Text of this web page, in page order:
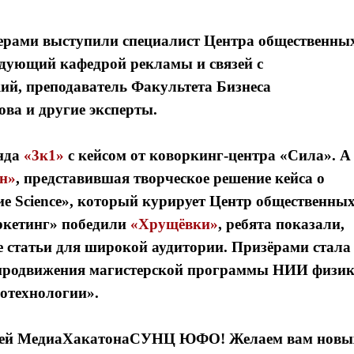
выступили специалист Центра
кафедрой рекламы и связей с
преподаватель Факультета Бизнеса
и другие эксперты.
«3к1» с кейсом от коворкинг-центра «Сила». А
, представившая творческое решение кейса о
Science», который курирует Центр общественных
победили «Хрущёвки», ребята показали,
для широкой аудитории. Призёрами стала
магистерской программы НИИ
МедиаХакатонаСУНЦ ЮФО! Желаем вам